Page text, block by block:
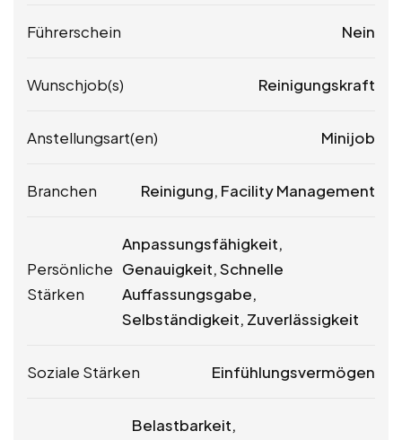
Führerschein Nein
Wunschjob(s) Reinigungskraft
Anstellungsart(en) Minijob
Branchen Reinigung, Facility Management
Persönliche
Stärken
Anpassungsfähigkeit,
Genauigkeit, Schnelle
Auffassungsgabe,
Selbständigkeit, Zuverlässigkeit
Soziale Stärken Einfühlungsvermögen
Belastbarkeit,